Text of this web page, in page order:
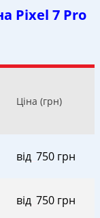
Pixel 7 Pro
Ціна (грн)
від 750 грн
від 750 грн